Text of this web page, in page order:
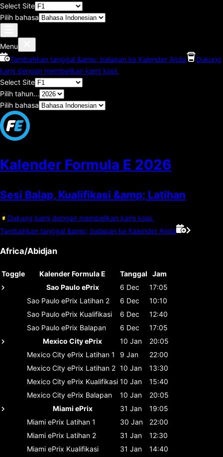
Select Site
Pilih bahasa
Menu
Tambahkan tanggal &amp; balapan ke Kalender Anda
Dukung
kami dengan membelikan kami kopi.
Select Site
Pilih tahun...
Pilih bahasa
Kalender Formula E 2026
Sesi Balap, Kualifikasi &amp; Latihan
Dukung kami dengan membelikan kami kopi.
Tambahkan tanggal &amp; balapan ke Kalender Anda
Africa/Abidjan
Toggle Kalender Formula E Tanggal
Jam
Sao Paulo ePrix
6 Dec
17:05
Sao Paulo ePrix Latihan 2 6 Dec
10:10
Sao Paulo ePrix Kualifikasi 6 Dec
12:40
Sao Paulo ePrix Balapan 6 Dec
17:05
Mexico City ePrix
10 Jan
20:05
Mexico City ePrix Latihan 1 9 Jan
22:00
Mexico City ePrix Latihan 2 10 Jan
13:30
Mexico City ePrix Kualifikasi 10 Jan
15:40
Mexico City ePrix Balapan 10 Jan
20:05
Miami ePrix
31 Jan
19:05
Miami ePrix Latihan 1 30 Jan
22:00
Miami ePrix Latihan 2 31 Jan
12:30
Miami ePrix Kualifikasi 31 Jan
14:40